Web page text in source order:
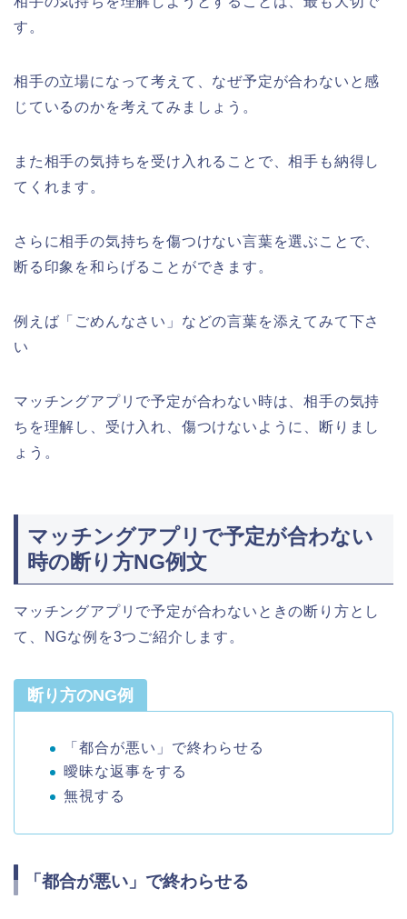
す。
相手の立場になって考えて、なぜ予定が合わないと感
じているのかを考えてみましょう。
また相手の気持ちを受け入れることで、相手も納得し
てくれます。
さらに相手の気持ちを傷つけない言葉を選ぶことで、
断る印象を和らげることができます。
例えば「ごめんなさい」などの言葉を添えてみて下さ
い
マッチングアプリで予定が合わない時は、相手の気持
ちを理解し、受け入れ、傷つけないように、断りまし
ょう。
マッチングアプリで予定が合わない
時の断り方NG例文
マッチングアプリで予定が合わないときの断り方とし
て、NGな例を3つご紹介します。
断り方のNG例
「都合が悪い」で終わらせる
曖昧な返事をする
無視する
「都合が悪い」で終わらせる